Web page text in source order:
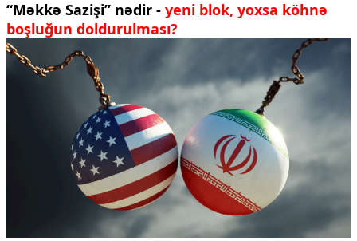
“Məkkə Sazişi” nədir - yeni blok, yoxsa köhnə
boşluğun doldurulması?